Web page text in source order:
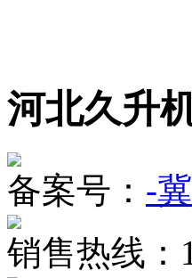
河北久升
备案号： -
销售热线：